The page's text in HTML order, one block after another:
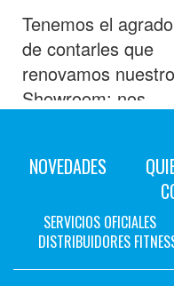
Tenemos el agrado
de contarles que
renovamos
Showroom; nos
Aguilar 1109 al
pueden visitarnos,
sin agenda previa
de Lunes a
de 8 a 17:30hs
NOVEDADES
SERVICIOS OFICIALES
DISTRIBUIDORES